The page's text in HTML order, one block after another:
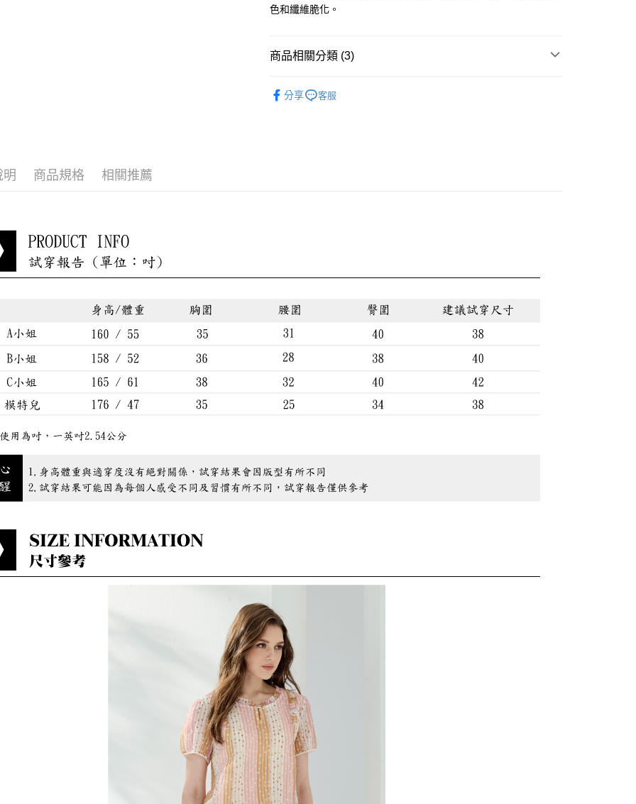
每筆NT$80，滿NT$888(含以上)免運費
每筆NT$80，滿NT$888(含以上)免運費
色和纖維脆化。
商品相關分類 (3)
分享 客服
明 商品規格 相關推薦